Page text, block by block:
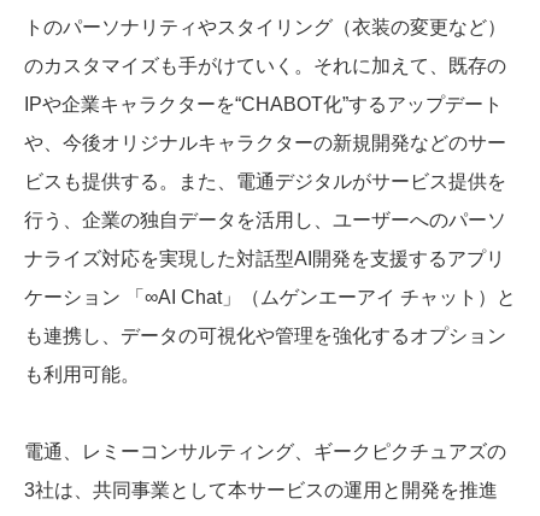
トのパーソナリティやスタイリング（衣装の変更など）
のカスタマイズも手がけていく。それに加えて、既存の
IPや企業キャラクターを“CHABOT化”するアップデート
や、今後オリジナルキャラクターの新規開発などのサー
ビスも提供する。また、電通デジタルがサービス提供を
行う、企業の独自データを活用し、ユーザーへのパーソ
ナライズ対応を実現した対話型AI開発を支援するアプリ
ケーション 「∞AI Chat」（ムゲンエーアイ チャット）と
も連携し、データの可視化や管理を強化するオプション
も利用可能。
電通、レミーコンサルティング、ギークピクチュアズの
3社は、共同事業として本サービスの運用と開発を推進